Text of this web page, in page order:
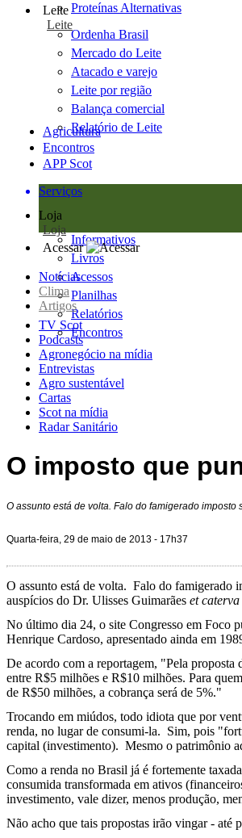
Proteínas Alternativas
Leite
Leite
Ordenha Brasil
Mercado do Leite
Atacado e varejo
Leite por região
Balança comercial
Relatório de Leite
Agricultura
Encontros
APP Scot
Serviços
Loja
Loja
Informativos
Livros
Acessos
Planilhas
Relatórios
Encontros
Acessar
Notícias
Clima
Artigos
TV Scot
Podcasts
Agronegócio na mídia
Entrevistas
Agro sustentável
Cartas
Scot na mídia
Radar Sanitário
O imposto que
O assunto está de volta. Falo do famigerado imposto
Quarta-feira, 29 de maio de 2013 - 17h37
O assunto está de volta. Falo do famigerado
auspícios do Dr. Ulisses Guimarães et caterva
No último dia 24, o site Congresso em Foco
Henrique Cardoso, apresentado ainda em
De acordo com a reportagem, "Pela proposta
entre R$5 milhões e R$10 milhões. Para
de R$50 milhões, a cobrança será de 5%."
Trocando em miúdos, todo idiota que por
renda, no lugar de consumi-la. Sim, pois
capital (investimento). Mesmo o patrimônio
Como a renda no Brasil já é fortemente
consumida transformada em ativos
investimento, vale dizer, menos produção,
Não acho que tais propostas irão vingar - até